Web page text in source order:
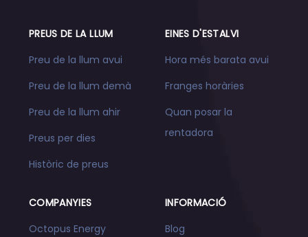
PREUS DE LA LLUM
Preu de la llum avui
Preu de la llum demà
Preu de la llum ahir
Preus per dies
Històric de preus
EINES D'ESTALVI
Hora més barata avui
Franges horàries
Quan posar la
rentadora
COMPANYIES
Octopus Energy
INFORMACIÓ
Blog